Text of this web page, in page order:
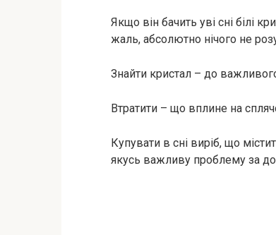
Якщо він бачить уві сні білі
жаль, абсолютно нічого не
Знайти кристал – до
Втратити – що вплине на
Купувати в сні виріб, що
якусь важливу проблему за